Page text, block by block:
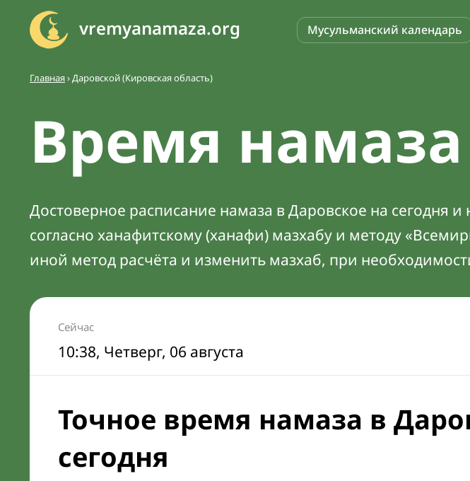
vremyanamaza.org Мусульманский календарь
Главная›Даровской (Кировская область)
Время
Достоверное расписание намаза в Даровское на сегодня
согласно ханафитскому (ханафи) мазхабу и методу
иной метод расчёта и изменить мазхаб, при
Сейчас
10:38, Четверг, 06 августа
Точное время намаза в
сегодня